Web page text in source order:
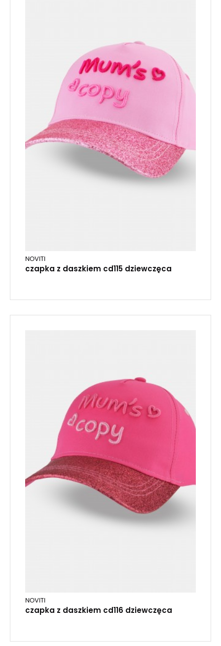
NOVITI
czapka z daszkiem cd115 dziewczęca
NOVITI
czapka z daszkiem cd116 dziewczęca